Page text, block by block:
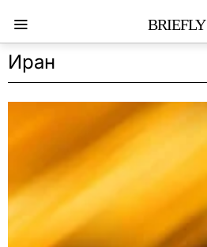
BRIEFLY
Иран